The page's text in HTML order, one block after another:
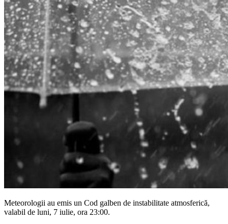
Meteorologii au emis un Cod galben de instabilitate atmosferică,
valabil de luni, 7 iulie, ora 23:00.